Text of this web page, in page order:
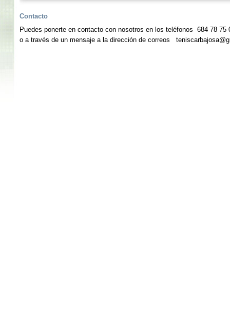
Contacto
Puedes ponerte en contacto con nosotros en los teléfonos 684 78 75
o a través de un mensaje a la dirección de correos